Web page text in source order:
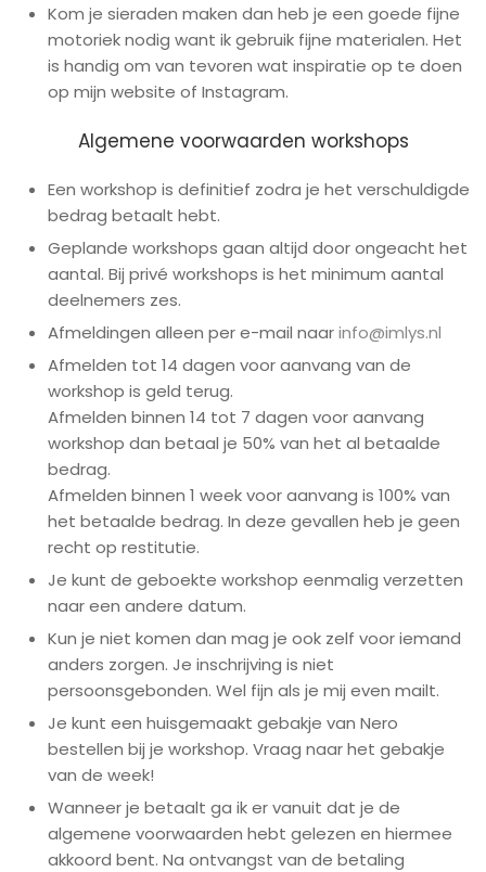
Kom je sieraden maken dan heb je een goede fijne
motoriek nodig want ik gebruik fijne materialen. Het
is handig om van tevoren wat inspiratie op te doen
op mijn website of Instagram.
Algemene voorwaarden workshops
Een workshop is definitief zodra je het verschuldigde
bedrag betaalt hebt.
Geplande workshops gaan altijd door ongeacht het
aantal. Bij privé workshops is het minimum aantal
deelnemers zes.
Afmeldingen alleen per e-mail naarinfo@imlys.nl
Afmelden tot 14 dagen voor aanvang van de
workshop is geld terug.
Afmelden binnen 14 tot 7 dagen voor aanvang
workshop dan betaal je 50% van het al betaalde
bedrag.
Afmelden binnen 1 week voor aanvang is 100% van
het betaalde bedrag. In deze gevallen heb je geen
recht op restitutie.
Je kunt de geboekte workshop eenmalig verzetten
naar een andere datum.
Kun je niet komen dan mag je ook zelf voor iemand
anders zorgen. Je inschrijving is niet
persoonsgebonden. Wel fijn als je mij even mailt.
Je kunt een huisgemaakt gebakje van Nero
bestellen bij je workshop. Vraag naar het gebakje
van de week!
Wanneer je betaalt ga ik er vanuit dat je de
algemene voorwaarden hebt gelezen en hiermee
akkoord bent. Na ontvangst van de betaling